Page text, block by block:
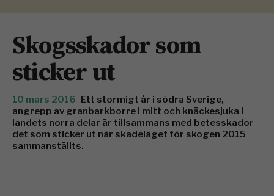
Skogsskador som
sticker ut
10 mars 2016
Ett stormigt år i södra Sverige,
angrepp av granbarkborre i mitt och knäckesjuka i
landets norra delar är tillsammans med betesskador
det som sticker ut när skadeläget för skogen 2015
sammanställts.